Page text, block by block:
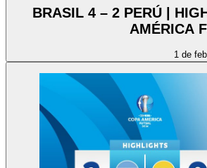
BRASIL 4 – 2 PERÚ |
AMÉRICA
1 de